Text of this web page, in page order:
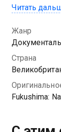
опасное
Читать
Жанр
Страна
Fukushima: